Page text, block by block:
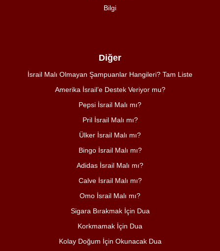
Bilgi
Diğer
İsrail Malı Olmayan Şampuanlar Hangileri? Tam Liste
Amerika İsrail’e Destek Veriyor mu?
Pepsi İsrail Malı mı?
Pril İsrail Malı mı?
Ülker İsrail Malı mı?
Bingo İsrail Malı mı?
Adidas İsrail Malı mı?
Calve İsrail Malı mı?
Omo İsrail Malı mı?
Sigara Bırakmak İçin Dua
Korkmamak İçin Dua
Kolay Doğum İçin Okunacak Dua